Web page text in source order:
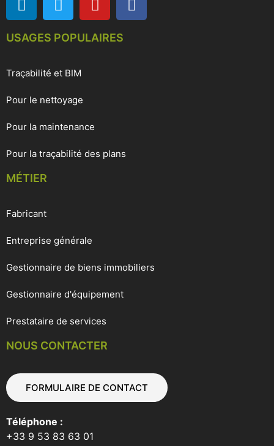
USAGES POPULAIRES
Traçabilité et BIM
Pour le nettoyage
Pour la maintenance
Pour la traçabilité des plans
MÉTIER
Fabricant
Entreprise générale
Gestionnaire de biens immobiliers
Gestionnaire d'équipement
Prestataire de services
NOUS CONTACTER
FORMULAIRE DE CONTACT
Téléphone :
+33 9 53 83 63 01